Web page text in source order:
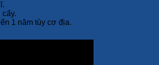
1 năm tùy cơ địa.